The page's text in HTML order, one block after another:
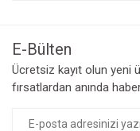
Ürün resmi
Ürün
E-Bülten
Ücretsiz kayıt olun yeni
fırsatlardan anında